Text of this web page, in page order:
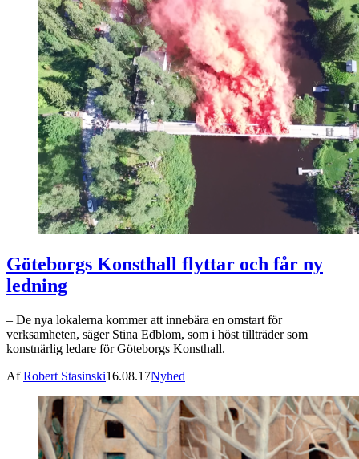
Göteborgs Konsthall flyttar och får ny
ledning
– De nya lokalerna kommer att innebära en omstart för
verksamheten, säger Stina Edblom, som i höst tillträder som
konstnärlig ledare för Göteborgs Konsthall.
AfRobert Stasinski16.08.17Nyhed